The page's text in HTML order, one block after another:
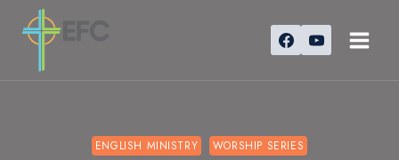
ENGLISH MINISTRY WORSHIP SERIES